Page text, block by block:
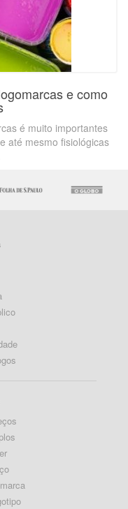
e como
é muito importantes
até mesmo fisiológicas